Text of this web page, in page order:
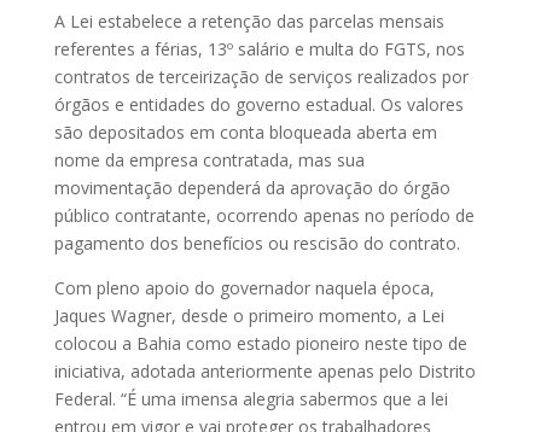
A Lei estabelece a retenção das parcelas mensais
referentes a férias, 13º salário e multa do FGTS, nos
contratos de terceirização de serviços realizados por
órgãos e entidades do governo estadual. Os valores
são depositados em conta bloqueada aberta em
nome da empresa contratada, mas sua
movimentação dependerá da aprovação do órgão
público contratante, ocorrendo apenas no período de
pagamento dos benefícios ou rescisão do contrato.
Com pleno apoio do governador naquela época,
Jaques Wagner, desde o primeiro momento, a Lei
colocou a Bahia como estado pioneiro neste tipo de
iniciativa, adotada anteriormente apenas pelo Distrito
Federal. “É uma imensa alegria sabermos que a lei
entrou em vigor e vai proteger os trabalhadores